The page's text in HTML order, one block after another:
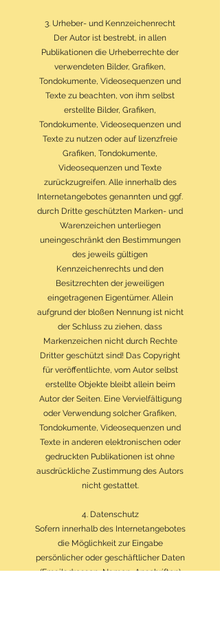
3. Urheber- und Kennzeichenrecht
Der Autor ist bestrebt, in allen
Publikationen die Urheberrechte der
verwendeten Bilder, Grafiken,
Tondokumente, Videosequenzen und
Texte zu beachten, von ihm selbst
erstellte Bilder, Grafiken,
Tondokumente, Videosequenzen und
Texte zu nutzen oder auf lizenzfreie
Grafiken, Tondokumente,
Videosequenzen und Texte
zurückzugreifen. Alle innerhalb des
Internetangebotes genannten und ggf.
durch Dritte geschützten Marken- und
Warenzeichen unterliegen
uneingeschränkt den Bestimmungen
des jeweils gültigen
Kennzeichenrechts und den
Besitzrechten der jeweiligen
eingetragenen Eigentümer. Allein
aufgrund der bloßen Nennung ist nicht
der Schluss zu ziehen, dass
Markenzeichen nicht durch Rechte
Dritter geschützt sind! Das Copyright
für veröffentlichte, vom Autor selbst
erstellte Objekte bleibt allein beim
Autor der Seiten. Eine Vervielfältigung
oder Verwendung solcher Grafiken,
Tondokumente, Videosequenzen und
Texte in anderen elektronischen oder
gedruckten Publikationen ist ohne
ausdrückliche Zustimmung des Autors
nicht gestattet.
4. Datenschutz
Sofern innerhalb des Internetangebotes
die Möglichkeit zur Eingabe
persönlicher oder geschäftlicher Daten
(Emailadressen, Namen, Anschriften)